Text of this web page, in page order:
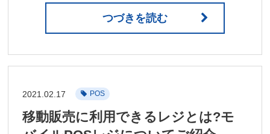
つづきを読む
2021.02.17 POS
移動販売に利用できるレジとは?モ